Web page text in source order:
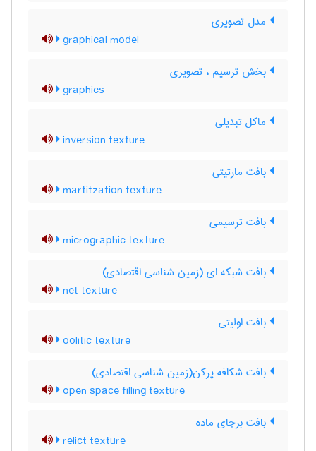
مدل تصویری
graphical model
بخش ترسیم ، تصویری
graphics
ماکل تبدیلی
inversion texture
بافت مارتیتی
martitzation texture
بافت ترسیمی
micrographic texture
بافت شبکه ای (زمین شناسی اقتصادی)
net texture
بافت اولیتی
oolitic texture
بافت شکافه پرکن(زمین شناسی اقتصادی)
open space filling texture
بافت برجای ماده
relict texture